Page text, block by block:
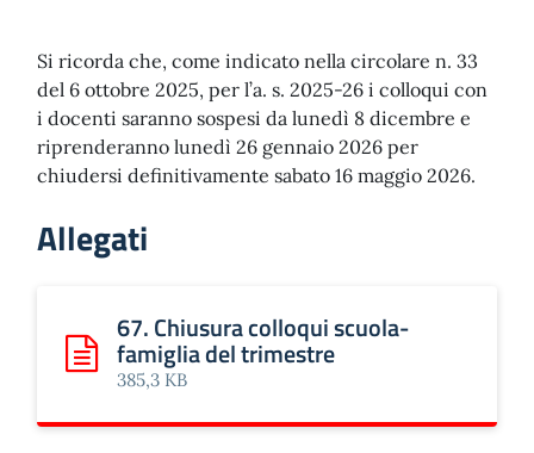
Si ricorda che, come indicato nella circolare n. 33
del 6 ottobre 2025, per l’a. s. 2025-26 i colloqui con
i docenti saranno sospesi da lunedì 8 dicembre e
riprenderanno lunedì 26 gennaio 2026 per
chiudersi definitivamente sabato 16 maggio 2026.
Allegati
Scarica: 67. Chiusura colloqui scuola-famiglia del
67. Chiusura colloqui scuola-
famiglia del trimestre
385,3 KB